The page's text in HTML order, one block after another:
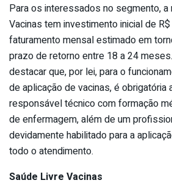
Para os interessados no segmento, a
Vacinas tem investimento inicial de
faturamento mensal estimado em
prazo de retorno entre 18 a 24
destacar que, por lei, para o
de aplicação de vacinas, é obrigatória
responsável técnico com formação
de enfermagem, além de um
devidamente habilitado para a
todo o atendimento.
Saúde Livre Vacinas